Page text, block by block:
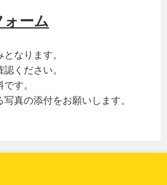
ォーム
なります。
認ください。
す。
真の添付をお願いします。